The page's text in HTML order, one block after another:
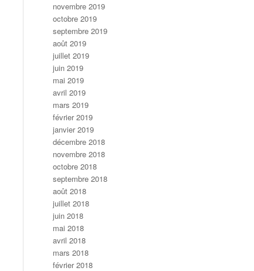
novembre 2019
octobre 2019
septembre 2019
août 2019
juillet 2019
juin 2019
mai 2019
avril 2019
mars 2019
février 2019
janvier 2019
décembre 2018
novembre 2018
octobre 2018
septembre 2018
août 2018
juillet 2018
juin 2018
mai 2018
avril 2018
mars 2018
février 2018